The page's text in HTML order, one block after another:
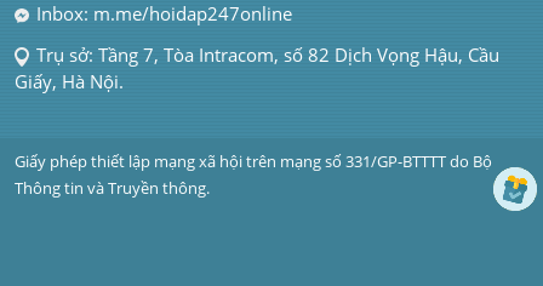
Inbox: m.me/hoidap247online
Trụ sở: Tầng 7, Tòa Intracom, số 82 Dịch Vọng Hậu, Cầu
Giấy, Hà Nội.
Giấy phép thiết lập mạng xã hội trên mạng số 331/GP-BTTTT do Bộ
Thông tin và Truyền thông.